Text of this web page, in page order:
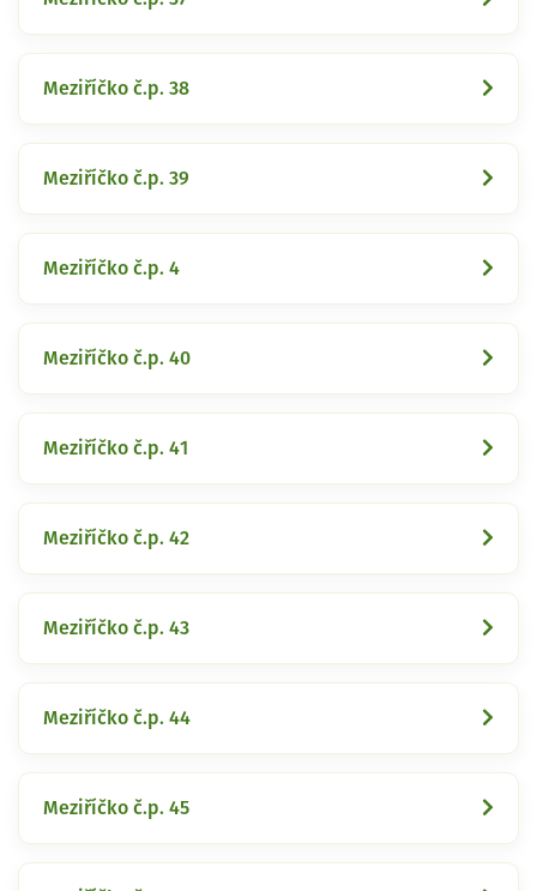
Meziříčko č.p. 38
Meziříčko č.p. 39
Meziříčko č.p. 4
Meziříčko č.p. 40
Meziříčko č.p. 41
Meziříčko č.p. 42
Meziříčko č.p. 43
Meziříčko č.p. 44
Meziříčko č.p. 45